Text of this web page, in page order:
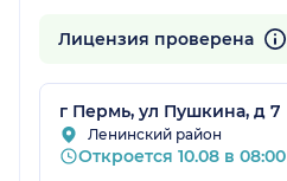
Лицензия проверена
г Пермь, ул Пушкина, д 7
Ленинский район
Откроется 10.08 в 08:00